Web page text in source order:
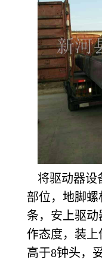
将驱动器设
部位，地脚
条，安上驱
作态度，装
高于8钟头，